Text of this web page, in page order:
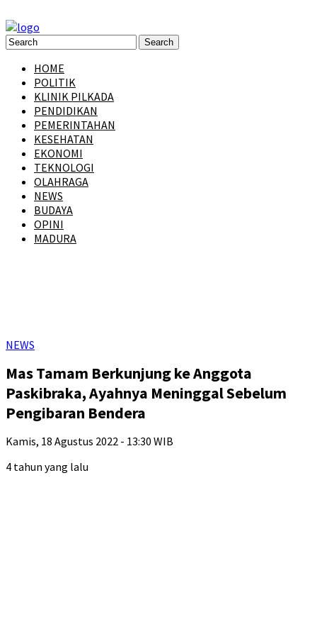
HOME
POLITIK
KLINIK PILKADA
PENDIDIKAN
PEMERINTAHAN
KESEHATAN
EKONOMI
TEKNOLOGI
OLAHRAGA
NEWS
BUDAYA
OPINI
MADURA
NEWS
Mas Tamam Berkunjung ke Anggota
Paskibraka, Ayahnya Meninggal Sebelum
Pengibaran Bendera
Kamis, 18 Agustus 2022 - 13:30 WIB
4 tahun yang lalu